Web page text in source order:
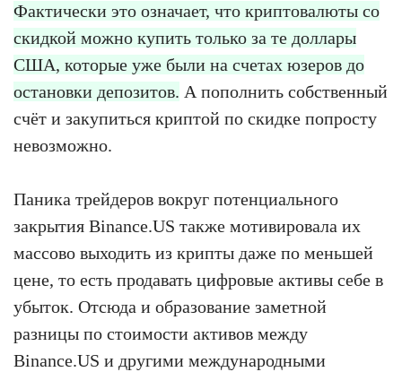
Фактически это означает, что криптовалюты со
скидкой можно купить только за те доллары
США, которые уже были на счетах юзеров до
остановки депозитов. А пополнить собственный
счёт и закупиться криптой по скидке попросту
невозможно.
Паника трейдеров вокруг потенциального
закрытия Binance.US также мотивировала их
массово выходить из крипты даже по меньшей
цене, то есть продавать цифровые активы себе в
убыток. Отсюда и образование заметной
разницы по стоимости активов между
Binance.US и другими международными